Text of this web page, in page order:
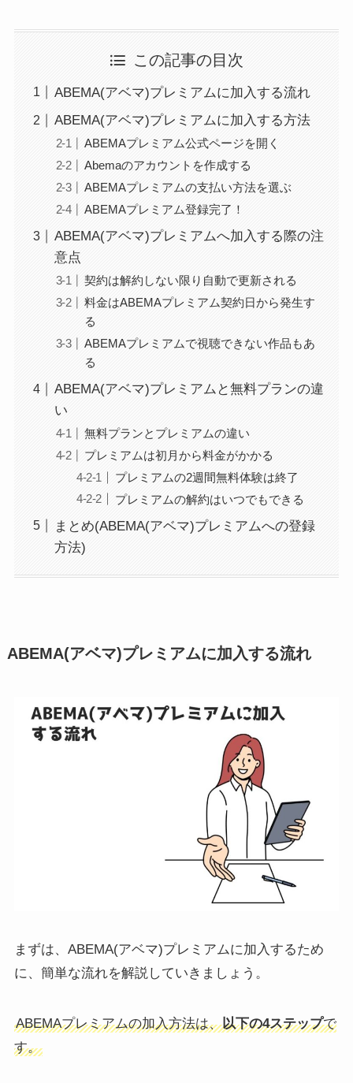
この記事の目次
ABEMA(アベマ)プレミアムに加入する流れ
ABEMA(アベマ)プレミアムに加入する方法
ABEMAプレミアム公式ページを開く
Abemaのアカウントを作成する
ABEMAプレミアムの支払い方法を選ぶ
ABEMAプレミアム登録完了！
ABEMA(アベマ)プレミアムへ加入する際の注
意点
契約は解約しない限り自動で更新される
料金はABEMAプレミアム契約日から発生す
る
ABEMAプレミアムで視聴できない作品もあ
る
ABEMA(アベマ)プレミアムと無料プランの違
い
無料プランとプレミアムの違い
プレミアムは初月から料金がかかる
プレミアムの2週間無料体験は終了
プレミアムの解約はいつでもできる
まとめ(ABEMA(アベマ)プレミアムへの登録
方法)
ABEMA(アベマ)プレミアムに加入する流れ
まずは、ABEMA(アベマ)プレミアムに加入するため
に、簡単な流れを解説していきましょう。
ABEMAプレミアムの加入方法は、以下の4ステップで
す。